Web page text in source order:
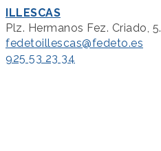
ILLESCAS
Plz. Hermanos Fez. Criado, 5.
fedetoillescas@fedeto.es
925 53 23 34